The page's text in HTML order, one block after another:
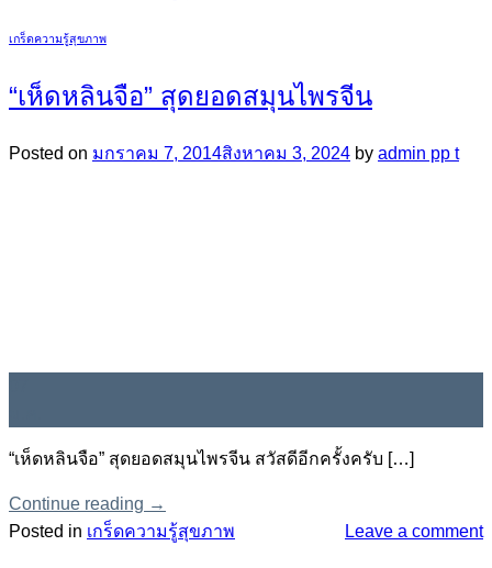
เกร็ดความรู้สุขภาพ
“เห็ดหลินจือ” สุดยอดสมุนไพรจีน
Posted on มกราคม 7, 2014สิงหาคม 3, 2024 by admin pp t
“เห็ดหลินจือ” สุดยอดสมุนไพรจีน สวัสดีอีกครั้งครับ […]
Continue reading →
Posted in เกร็ดความรู้สุขภาพ Leave a comment